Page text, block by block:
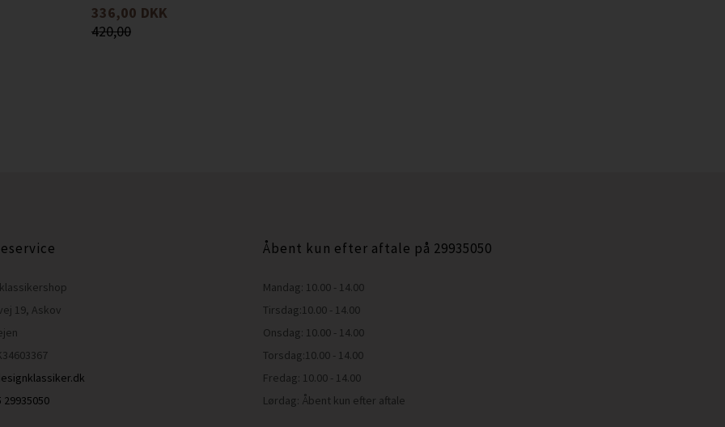
336,00 DKK
420,00
19, Askov
29935050
Åbent kun efter aftale på 29935050
Mandag: 10.00 - 14.00
Tirsdag:10.00 - 14.00
Onsdag: 10.00 - 14.00
Torsdag:10.00 - 14.00
Fredag: 10.00 - 14.00
Lørdag: Åbent kun efter aftale